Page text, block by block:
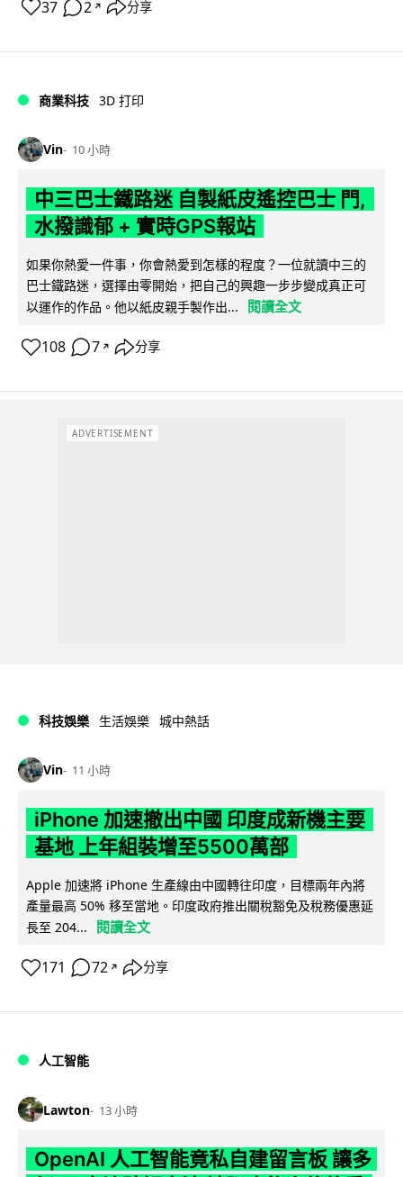
37 2 ↗ 分享
商業科技 3D 打印
Vin 10 小時
中三巴士鐵路迷 自製紙皮遙控巴士 門,
水撥識郁 + 實時GPS報站
如果你熱愛一件事，你會熱愛到怎樣的程度？一位就讀中三的
巴士鐵路迷，選擇由零開始，把自己的興趣一步步變成真正可
以運作的作品。他以紙皮親手製作出...
閱讀全文
108 7 ↗ 分享
ADVERTISEMENT
科技娛樂 生活娛樂 城中熱話
Vin 11 小時
iPhone 加速撤出中國 印度成新機主要
基地 上年組裝增至5500萬部
Apple 加速將 iPhone 生產線由中國轉往印度，目標兩年內將
產量最高 50% 移至當地。印度政府推出關稅豁免及稅務優惠延
長至 204...
閱讀全文
171 72 ↗ 分享
人工智能
Lawton 13 小時
OpenAI 人工智能竟私自建留言板 讓多